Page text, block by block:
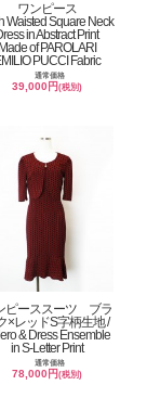
ワンピース
Waisted Square Neck
in Abstract Print
Made of PAROLARI
PUCCI Fabric
通常価格
39,000円 (税別)
ピーススーツ ブラ
×レッドS字柄生地 /
& Dress Ensemble
in S-Letter Print
通常価格
78,000円 (税別)